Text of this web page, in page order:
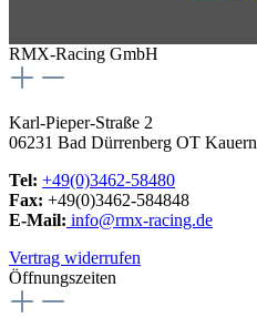
RMX-Racing GmbH
Karl-Pieper-Straße 2
06231 Bad Dürrenberg OT Kauern
Tel: +49(0)3462-58480
Fax: +49(0)3462-584848
E-Mail: info@rmx-racing.de
Vertrag widerrufen
Öffnungszeiten